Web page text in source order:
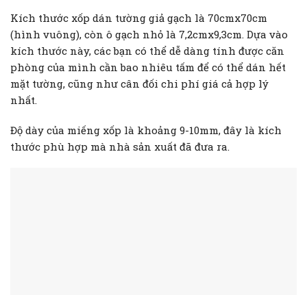
Kích thước xốp dán tường giả gạch là 70cmx70cm
(hình vuông), còn ô gạch nhỏ là 7,2cmx9,3cm. Dựa vào
kích thước này, các bạn có thể dễ dàng tính được căn
phòng của mình cần bao nhiêu tấm để có thể dán hết
mặt tường, cũng như cân đối chi phí giá cả hợp lý
nhất.
Độ dày của miếng xốp là khoảng 9-10mm, đây là kích
thước phù hợp mà nhà sản xuất đã đưa ra.